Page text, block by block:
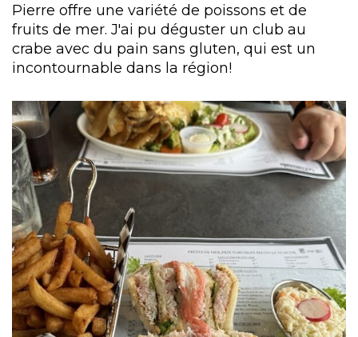
Pierre offre une variété de poissons et de
fruits de mer. J'ai pu déguster un club au
crabe avec du pain sans gluten, qui est un
incontournable dans la région!